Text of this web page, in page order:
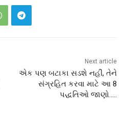
Next article
એક પણ બટાકા સડશે નહીં, તેને
સંગ્રહિત કરવા માટે આ 8
પદ્ધતિઓ જાણો…..